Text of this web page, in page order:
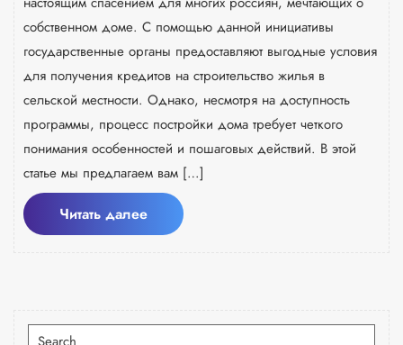
собственном доме. С помощью данной инициативы
государственные органы предоставляют выгодные условия
для получения кредитов на строительство жилья в
сельской местности. Однако, несмотря на доступность
программы, процесс постройки дома требует четкого
понимания особенностей и пошаговых действий. В этой
статье мы предлагаем вам […]
Читать далееЧитать
далее
Искать: